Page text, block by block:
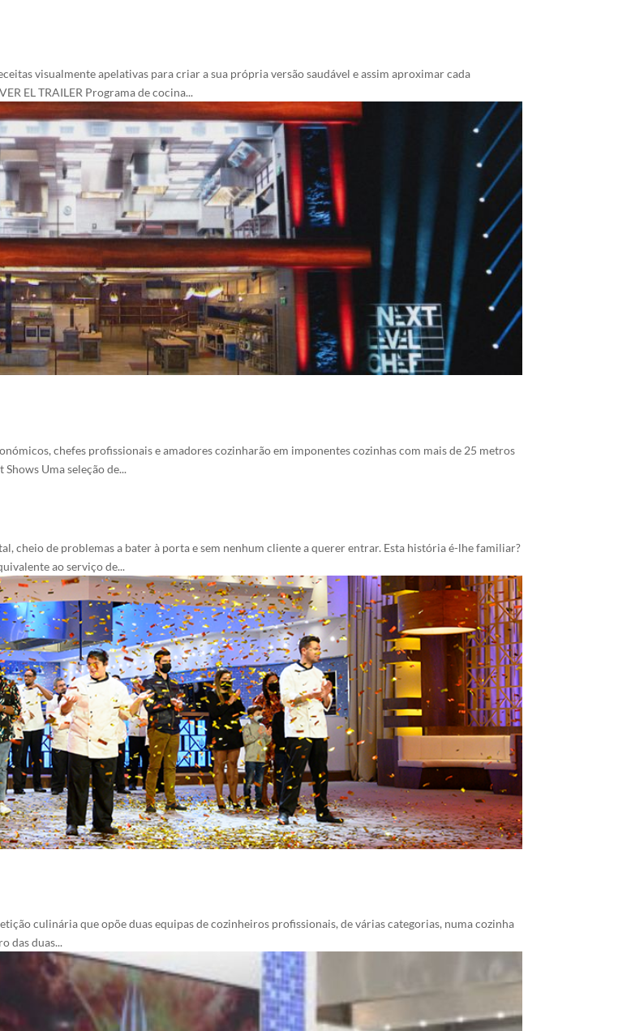
visualmente apelativas para criar a sua própria versão saudável e assim aproximar cada
EL TRAILER Programa de cocina...
chefes profissionais e amadores cozinharão em imponentes cozinhas com mais de 25 metros
Uma seleção de...
cheio de problemas a bater à porta e sem nenhum cliente a querer entrar. Esta história é-lhe familiar?
ao serviço de...
culinária que opõe duas equipas de cozinheiros profissionais, de várias categorias, numa cozinha
das duas...